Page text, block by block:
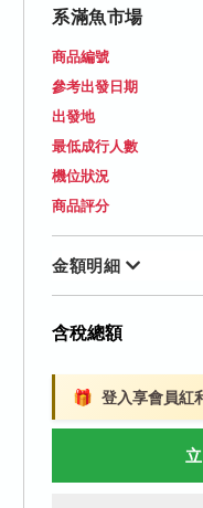
(五) 2026/10/31 (
可售名額: 5
售價: NT$ 20,000
系滿魚市場
商品編號
參考出發日期
出發地
最低成行人數
機位狀況
商品評分
金額明細
含稅總額
🎁 登入享會員紅